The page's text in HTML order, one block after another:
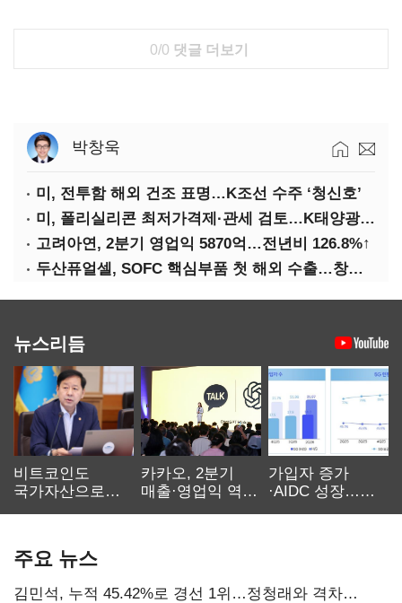
0/0 댓글 더보기
박창욱
미, 전투함 해외 건조 표명…K조선 수주 ‘청신호’
미, 폴리실리콘 최저가격제·관세 검토…K태양광 입지 확대 기대
고려아연, 2분기 영업익 5870억…전년비 126.8%↑
두산퓨얼셀, SOFC 핵심부품 첫 해외 수출…창사 이래 최대 규모
뉴스리듬
비트코인도
국가자산으로…'
카카오, 2분기
매출·영업익 역대
가입자 증가
·AIDC 성장…
주요 뉴스
김민석, 누적 45.42%로 경선 1위…정청래와 격차